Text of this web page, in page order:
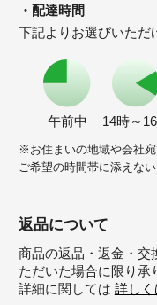
配達時間
下記よりお選びいただ
午前中 14時～
※お住まいの地域や会社宛
ご希望の時間帯に添えな
返品について
商品の返品・返金・交
ただいた場合に限り承
詳細に関しては 詳しく